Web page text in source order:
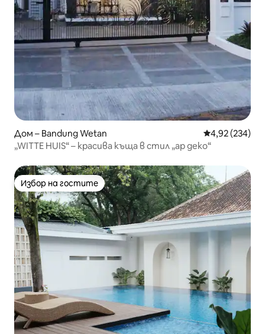
Дом – Bandung Wetan Средна
4,92 (234)
„WITTE HUIS“ – красива къща в стил „ар деко“
Избор на гостите
Избор на гостите